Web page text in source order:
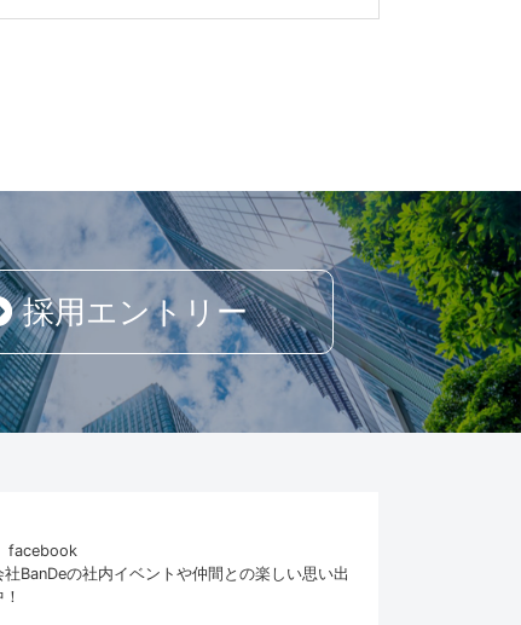
採用エントリー
facebook
社BanDeの社内イベントや仲間との楽しい思い出